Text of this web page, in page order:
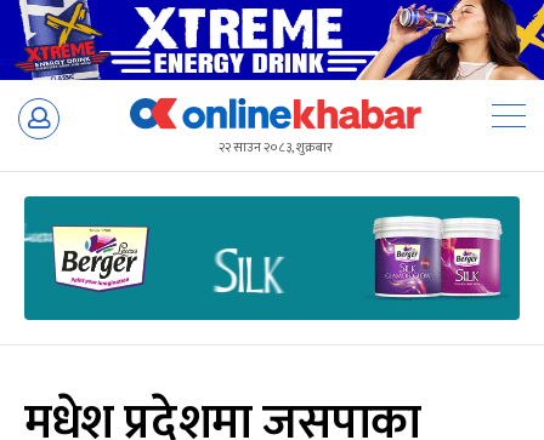
Skip
२२ साउन २०८३, शुक्रबार
मधेश प्रदेशमा जसपाका